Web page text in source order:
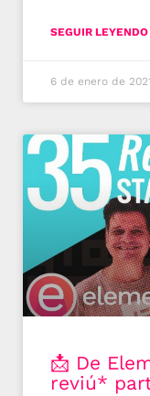
SEGUIR
6 de enero de
📩 De
reviú*